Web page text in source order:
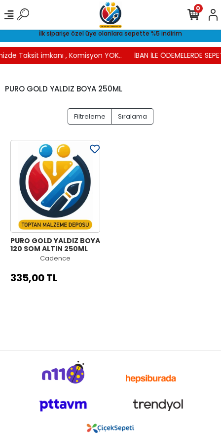
İlk siparişe özel üye olanlara sepette %5 indirim
Taksit imkanı , Komisyon YOK.. İBAN İLE ÖDEMELERDE
0
PURO GOLD YALDIZ BOYA 250ML
Filtreleme Sıralama
PURO GOLD YALDIZ BOYA
120 SOM ALTIN 250ML
Cadence
335,00 TL